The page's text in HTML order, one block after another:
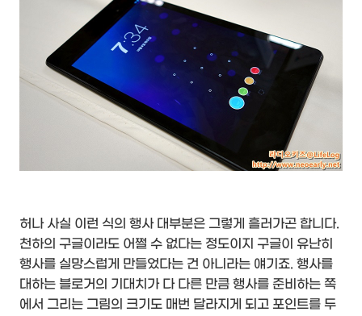
허나 사실 이런 식의 행사 대부분은 그렇게 흘러가곤 합니다.
천하의 구글이라도 어쩔 수 없다는 정도이지 구글이 유난히
행사를 실망스럽게 만들었다는 건 아니라는 얘기죠. 행사를
대하는 블로거의 기대치가 다 다른 만큼 행사를 준비하는 쪽
에서 그리는 그림의 크기도 매번 달라지게 되고 포인트를 두